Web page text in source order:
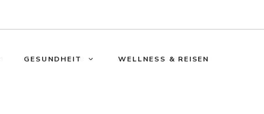
GESUNDHEIT WELLNESS & REISEN